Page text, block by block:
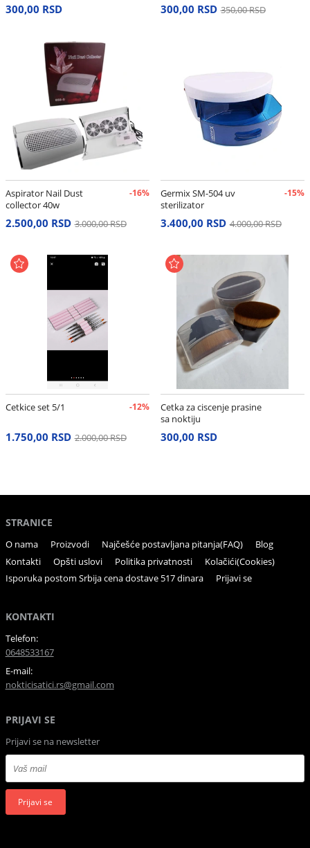
300,00 RSD 300,00 RSD 350,00 RSD
Aspirator Nail Dust
collector 40w
-16%
2.500,00 RSD 3.000,00 RSD
Germix SM-504 uv
sterilizator
-15%
3.400,00 RSD 4.000,00 RSD
Cetkice set 5/1 -12%
1.750,00 RSD 2.000,00 RSD
Cetka za ciscenje prasine
sa noktiju
300,00 RSD
STRANICE
O nama Proizvodi Najčešće postavljana pitanja(FAQ)
Blog
Kontakti
Opšti uslovi Politika privatnosti
Kolačići(Cookies)
Isporuka postom Srbija cena dostave 517 dinara
Prijavi se
KONTAKTI
Telefon:
0648533167
E-mail:
nokticisatici.rs@gmail.com
PRIJAVI SE
Prijavi se na newsletter
Prijavi se